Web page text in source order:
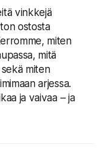
vinkkejä
ostosta
miten
mitä
miten
arjessa.
ja vaivaa – ja